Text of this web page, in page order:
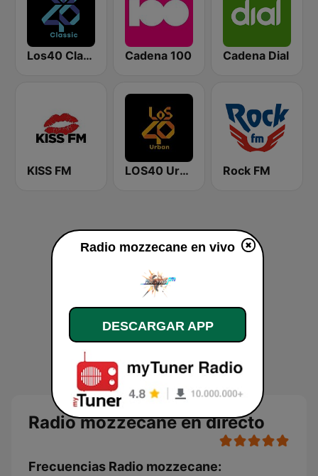
Los40 Classic Cadena 100 Cadena Dial
KISS FM LOS40 Urban Rock FM
Radio mozzecane en directo
Frecuencias Radio mozzecane:
Radio mozzecane en vivo
DESCARGAR APP